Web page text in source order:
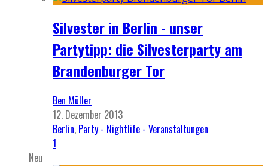
Silvester in Berlin - unser
Partytipp: die Silvesterparty am
Brandenburger Tor
Ben Müller
12. Dezember 2013
Berlin, Party - Nightlife - Veranstaltungen
1
Neu